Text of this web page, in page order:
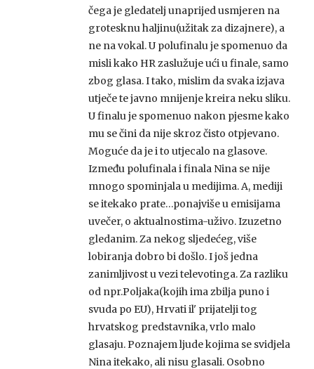
čega je gledatelj unaprijed usmjeren na
grotesknu haljinu(užitak za dizajnere), a
ne na vokal. U polufinalu je spomenuo da
misli kako HR zaslužuje ući u finale, samo
zbog glasa. I tako, mislim da svaka izjava
utječe te javno mnijenje kreira neku sliku.
U finalu je spomenuo nakon pjesme kako
mu se čini da nije skroz čisto otpjevano.
Moguće da je i to utjecalo na glasove.
Između polufinala i finala Nina se nije
mnogo spominjala u medijima. A, mediji
se itekako prate…ponajviše u emisijama
uvečer, o aktualnostima-uživo. Izuzetno
gledanim. Za nekog sljedećeg, više
lobiranja dobro bi došlo. I još jedna
zanimljivost u vezi televotinga. Za razliku
od npr.Poljaka(kojih ima zbilja puno i
svuda po EU), Hrvati il' prijatelji tog
hrvatskog predstavnika, vrlo malo
glasaju. Poznajem ljude kojima se svidjela
Nina itekako, ali nisu glasali. Osobno